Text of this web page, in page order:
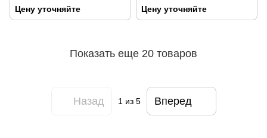
Цену уточняйте Цену уточняйте
Показать еще 20 товаров
Назад 1 из 5 Вперед